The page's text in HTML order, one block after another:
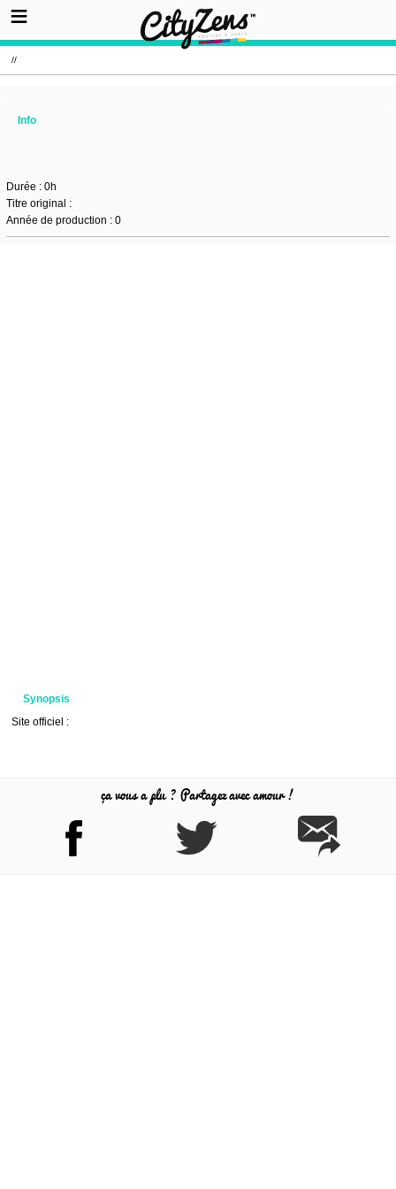
//
Info
Durée : 0h
Titre original :
Année de production : 0
Synopsis
Site officiel :
ça vous a plu ? Partagez avec amour !